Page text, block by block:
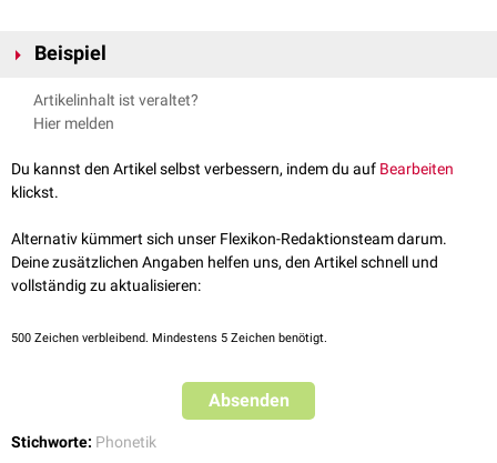
Beispiel
Artikulatorische Phonetik
Artikelinhalt ist veraltet?
Hier melden
Du kannst den Artikel selbst verbessern, indem du auf Bearbeiten
klickst.
Alternativ kümmert sich unser Flexikon-Redaktionsteam darum.
Deine zusätzlichen Angaben helfen uns, den Artikel schnell und
vollständig zu aktualisieren:
500 Zeichen verbleibend. Mindestens 5 Zeichen benötigt.
Absenden
Stichworte: Phonetik